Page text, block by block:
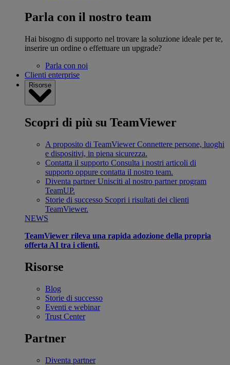
Parla con il nostro team
Hai bisogno di supporto nel trovare la soluzione ideale per te,
inserire un ordine o effettuare un upgrade?
Parla con noi
Clienti enterprise
Risorse
Scopri di più su TeamViewer
A proposito di TeamViewer Connettere persone, luoghi
e dispositivi, in piena sicurezza.
Contatta il supporto Consulta i nostri articoli di
supporto oppure contatta il nostro team.
Diventa partner Unisciti al nostro partner program
TeamUP.
Storie di successo Scopri i risultati dei clienti
TeamViewer.
NEWS
TeamViewer rileva una rapida adozione della propria
offerta AI tra i clienti.
Risorse
Blog
Storie di successo
Eventi e webinar
Trust Center
Partner
Diventa partner